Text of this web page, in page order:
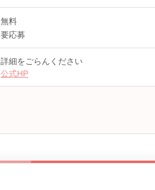
無料
要応募
詳細をごらんください
公式HP